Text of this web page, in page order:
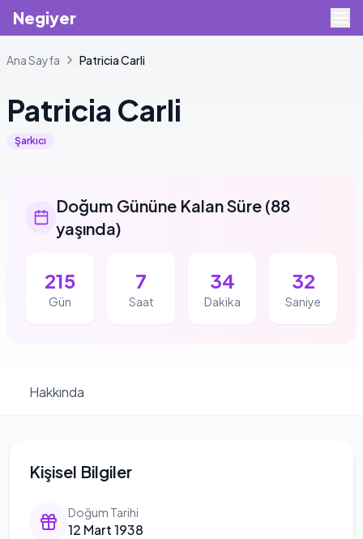
Negiyer
Ana Sayfa PatriciaCarli
Patricia Carli
Şarkıcı
Doğum Gününe Kalan Süre (88
yaşında)
215
Gün
7
Saat
34
Dakika
31
Saniye
Hakkında
Kişisel Bilgiler
Doğum Tarihi
12 Mart 1938